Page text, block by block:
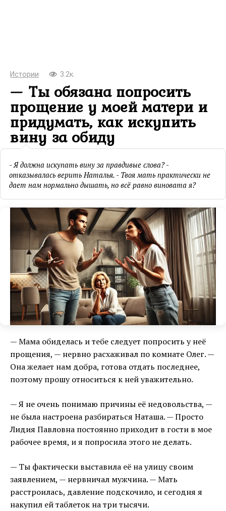
Истории 3.2к.
— Ты обязана попросить
прощение у моей матери и
придумать, как искупить
вину за обиду
- Я должна искупать вину за правдивые слова? -
отказывалась верить Наталья. - Твоя мать практически не
дает нам нормально дышать, но всё равно виновата я?
— Мама обиделась и тебе следует попросить у неё
прощения, — нервно расхаживал по комнате Олег. —
Она желает нам добра, готова отдать последнее,
поэтому прошу относиться к ней уважительно.
— Я не очень понимаю причины её недовольства, —
не была настроена разбираться Наташа. — Просто
Лидия Павловна постоянно приходит в гости в мое
рабочее время, и я попросила этого не делать.
— Ты фактически выставила её на улицу своим
заявлением, — нервничал мужчина. — Мать
расстроилась, давление подскочило, и сегодня я
накупил ей таблеток на три тысячи.